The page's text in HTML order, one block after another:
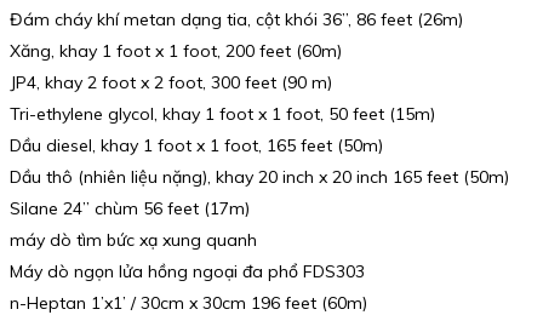
Đám cháy khí metan dạng tia, cột khói 36”, 86 feet (26m)
Xăng, khay 1 foot x 1 foot, 200 feet (60m)
JP4, khay 2 foot x 2 foot, 300 feet (90 m)
Tri-ethylene glycol, khay 1 foot x 1 foot, 50 feet (15m)
Dầu diesel, khay 1 foot x 1 foot, 165 feet (50m)
Dầu thô (nhiên liệu nặng), khay 20 inch x 20 inch 165 feet (50m)
Silane 24” chùm 56 feet (17m)
máy dò tìm bức xạ xung quanh
Máy dò ngọn lửa hồng ngoại đa phổ FDS303
n-Heptan 1’x1’ / 30cm x 30cm 196 feet (60m)